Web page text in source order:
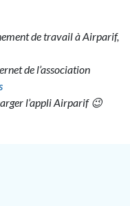
de travail à Airparif,
de l’association
l’appli Airparif 😉